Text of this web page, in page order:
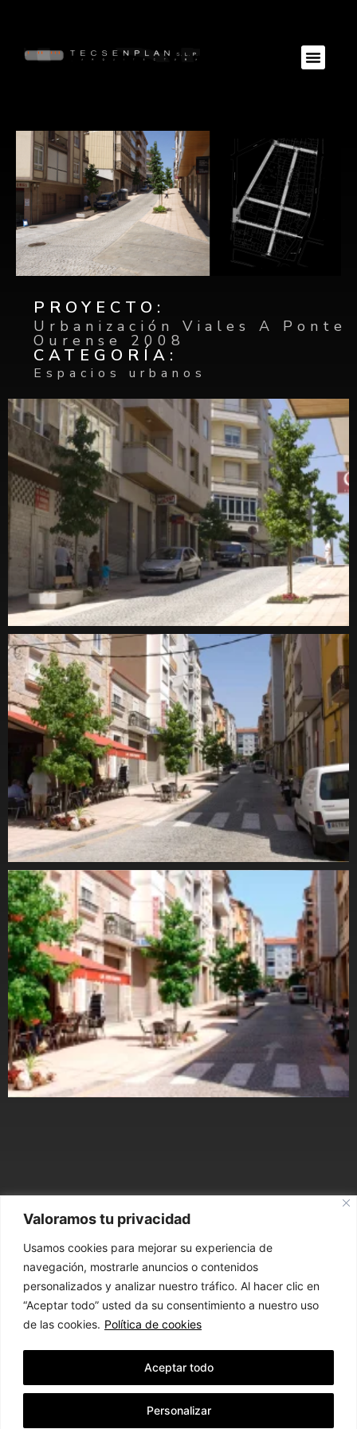
Valoramos tu privacidad
Usamos cookies para mejorar su experiencia de
navegación, mostrarle anuncios o contenidos
personalizados y analizar nuestro tráfico. Al hacer clic en
“Aceptar todo” usted da su consentimiento a nuestro uso
de las cookies. Política de cookies
Personalizar
Aceptar todo
PROYECTO:
Urbanización Viales A Ponte
Ourense 2008
CATEGORÍA:
Espacios urbanos
ARQUITECTURA,
URBANISMO E INGENIERÍA
CONTACTO